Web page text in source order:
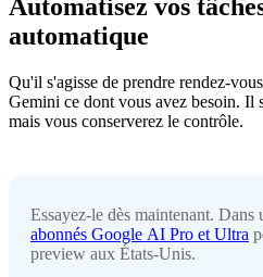
Automatisez vos
automatique
Qu'il s'agisse de prendre rendez-
Gemini ce dont vous avez besoin. Il
mais vous conserverez le contrôle.
Essayez-le dès maintenant. Dans
abonnés Google AI Pro et Ultra
preview aux États-Unis.